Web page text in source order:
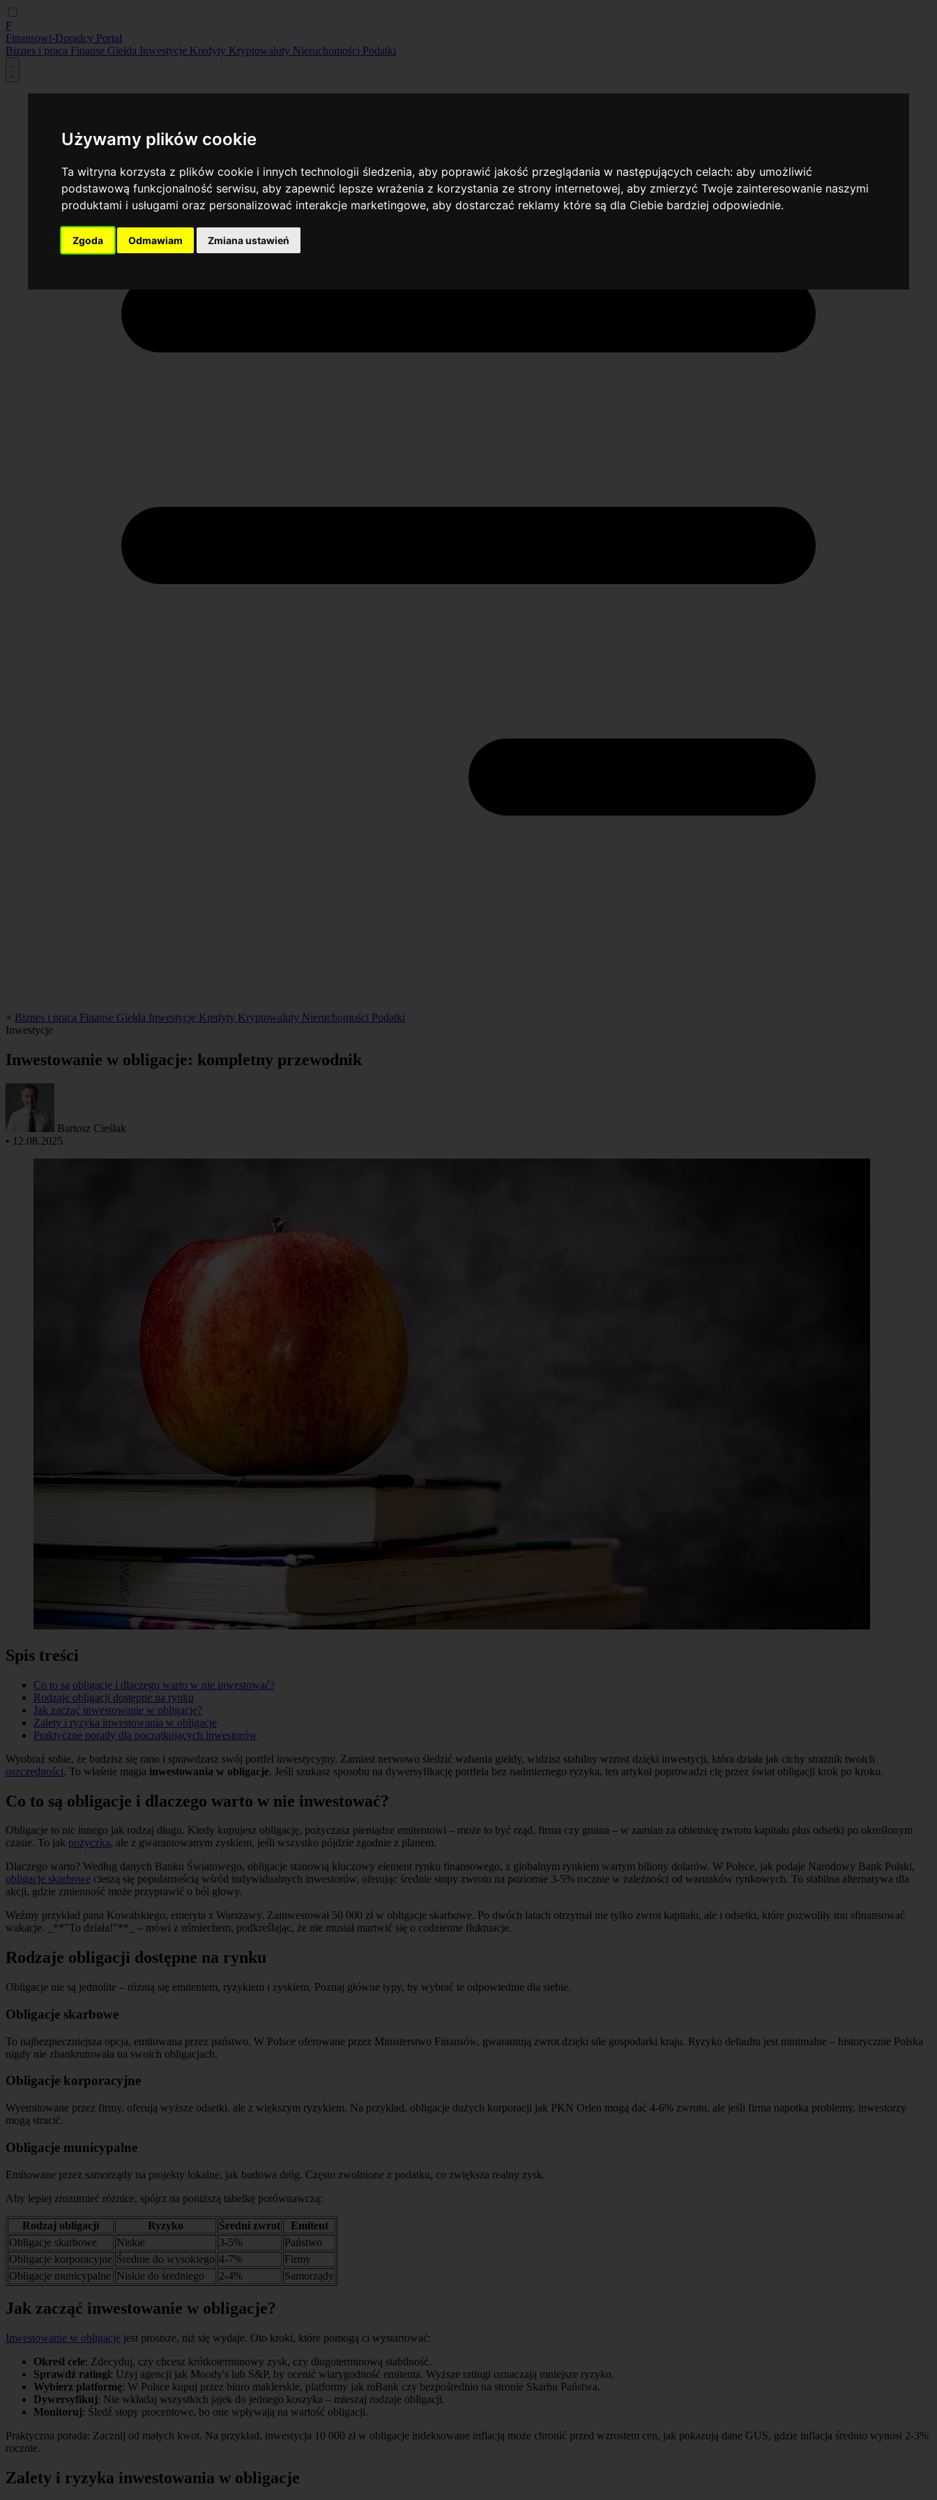
Używamy plików cookie
Ta witryna korzysta z plików cookie i innych technologii śledzenia, aby poprawić jakość przeglądania w następujących celach:aby umożliwić
podstawową funkcjonalność serwisu,aby zapewnić lepsze wrażenia z korzystania ze strony internetowej,aby zmierzyć Twoje zainteresowanie naszymi
produktami i usługami oraz personalizować interakcje marketingowe,aby dostarczać reklamy które są dla Ciebie bardziej odpowiednie.
Zgoda Odmawiam Zmiana ustawień
F
Finansowi-Doradcy Portal
Biznes i praca Finanse Giełda Inwestycje Kredyty Kryptowaluty Nieruchomości Podatki
× Biznes i praca Finanse Giełda Inwestycje Kredyty Kryptowaluty Nieruchomości Podatki
Inwestycje
Inwestowanie w obligacje: kompletny przewodnik
Bartosz Cieślak
• 12.08.2025
Spis treści
Co to są obligacje i dlaczego warto w nie inwestować?
Rodzaje obligacji dostępne na rynku
Jak zacząć inwestowanie w obligacje?
Zalety i ryzyka inwestowania w obligacje
Praktyczne porady dla początkujących inwestorów
Wyobraź sobie, że budzisz się rano i sprawdzasz swój portfel inwestycyjny. Zamiast nerwowo śledzić wahania giełdy, widzisz stabilny wzrost dzięki inwestycji, która działa jak cichy strażnik twoich
oszczędności. To właśnie magia inwestowania w obligacje. Jeśli szukasz sposobu na dywersyfikację portfela bez nadmiernego ryzyka, ten artykuł poprowadzi cię przez świat obligacji krok po kroku.
Co to są obligacje i dlaczego warto w nie inwestować?
Obligacje to nic innego jak rodzaj długu. Kiedy kupujesz obligację, pożyczasz pieniądze emitentowi – może to być rząd, firma czy gmina – w zamian za obietnicę zwrotu kapitału plus odsetki po określonym
czasie. To jak pożyczka, ale z gwarantowanym zyskiem, jeśli wszystko pójdzie zgodnie z planem.
Dlaczego warto? Według danych Banku Światowego, obligacje stanowią kluczowy element rynku finansowego, z globalnym rynkiem wartym biliony dolarów. W Polsce, jak podaje Narodowy Bank Polski,
obligacje skarbowe cieszą się popularnością wśród indywidualnych inwestorów, oferując średnie stopy zwrotu na poziomie 3-5% rocznie w zależności od warunków rynkowych. To stabilna alternatywa dla
akcji, gdzie zmienność może przyprawić o ból głowy.
Weźmy przykład pana Kowalskiego, emeryta z Warszawy. Zainwestował 50 000 zł w obligacje skarbowe. Po dwóch latach otrzymał nie tylko zwrot kapitału, ale i odsetki, które pozwoliły mu sfinansować
wakacje. _**"To działa!"**_ – mówi z uśmiechem, podkreślając, że nie musiał martwić się o codzienne fluktuacje.
Rodzaje obligacji dostępne na rynku
Obligacje nie są jednolite – różnią się emitentem, ryzykiem i zyskiem. Poznaj główne typy, by wybrać te odpowiednie dla siebie.
Obligacje skarbowe
To najbezpieczniejsza opcja, emitowana przez państwo. W Polsce oferowane przez Ministerstwo Finansów, gwarantują zwrot dzięki sile gospodarki kraju. Ryzyko defaultu jest minimalne – historycznie Polska
nigdy nie zbankrutowała na swoich obligacjach.
Obligacje korporacyjne
Wyemitowane przez firmy, oferują wyższe odsetki, ale z większym ryzykiem. Na przykład, obligacje dużych korporacji jak PKN Orlen mogą dać 4-6% zwrotu, ale jeśli firma napotka problemy, inwestorzy
mogą stracić.
Obligacje municypalne
Emitowane przez samorządy na projekty lokalne, jak budowa dróg. Często zwolnione z podatku, co zwiększa realny zysk.
Aby lepiej zrozumieć różnice, spójrz na poniższą tabelkę porównawczą:
Rodzaj obligacji Ryzyko Średni zwrot
Emitent
Obligacje skarbowe
Niskie 3-5%
Państwo
Obligacje korporacyjne Średnie do wysokiego 4-7%
Firmy
Obligacje municypalne Niskie do średniego 2-4% Samorządy
Jak zacząć inwestowanie w obligacje?
Inwestowanie w obligacje jest prostsze, niż się wydaje. Oto kroki, które pomogą ci wystartować:
Określ cele: Zdecyduj, czy chcesz krótkoterminowy zysk, czy długoterminową stabilność.
Sprawdź ratingi: Użyj agencji jak Moody's lub S&P, by ocenić wiarygodność emitenta. Wyższe ratingi oznaczają mniejsze ryzyko.
Wybierz platformę: W Polsce kupuj przez biuro maklerskie, platformy jak mBank czy bezpośrednio na stronie Skarbu Państwa.
Dywersyfikuj: Nie wkładaj wszystkich jajek do jednego koszyka – mieszaj rodzaje obligacji.
Monitoruj: Śledź stopy procentowe, bo one wpływają na wartość obligacji.
Praktyczna porada: Zacznij od małych kwot. Na przykład, inwestycja 10 000 zł w obligacje indeksowane inflacją może chronić przed wzrostem cen, jak pokazują dane GUS, gdzie inflacja średnio wynosi 2-3%
rocznie.
Zalety i ryzyka inwestowania w obligacje